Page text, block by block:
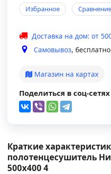
Избранное Сравнение
Доставка на дом: от
Самовывоз, бесплатно
Магазин на картах
Поделиться в соц-сетях
Краткие
полотенцесушитель
500x400 4